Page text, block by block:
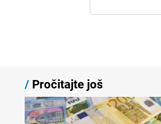
/ Pročitajte još